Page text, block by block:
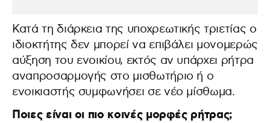
Κατά τη διάρκεια της υποχρεωτικής τριετίας ο
ιδιοκτήτης δεν μπορεί να επιβάλει μονομερώς
αύξηση του ενοικίου, εκτός αν υπάρχει ρήτρα
αναπροσαρμογής στο μισθωτήριο ή ο
ενοικιαστής συμφωνήσει σε νέο μίσθωμα.
Ποιες είναι οι πιο κοινές μορφές ρήτρας;